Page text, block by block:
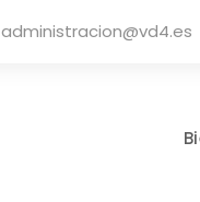
administracion@vd4.es